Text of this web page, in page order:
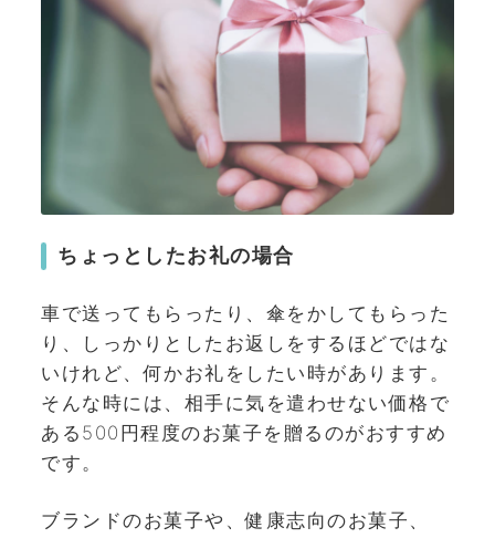
ちょっとしたお礼の場合
車で送ってもらったり、傘をかしてもらった
り、しっかりとしたお返しをするほどではな
いけれど、何かお礼をしたい時があります。
そんな時には、相手に気を遣わせない価格で
ある500円程度のお菓子を贈るのがおすすめ
です。
ブランドのお菓子や、健康志向のお菓子、